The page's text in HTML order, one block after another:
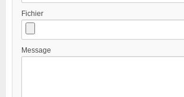
Fichier
Message